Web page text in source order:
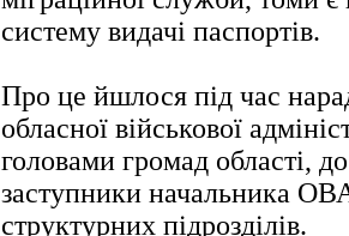
систему видачі паспортів.
Про це йшлося під час
обласної військової
головами громад області,
заступники начальника
структурних підрозділів.